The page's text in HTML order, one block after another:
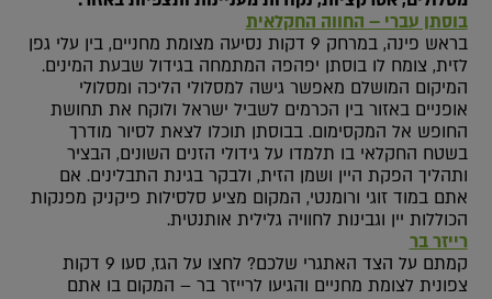
בוסתן עברי – החווה החקלאית
בראש פינה, במרחק 9 דקות נסיעה מצומת מחניים, בין עלי גפן
לזית, צומח לו בוסתן יפהפה המתמחה בגידול שבעת המינים.
המיקום המושלם מאפשר גישה למסלולי הליכה ומסלולי
אופניים באזור בין הכרמים לשביל ישראל ולוקח את תחושת
החופש אל המקסימום. בבוסתן תוכלו לצאת לסיור מודרך
בשטח החקלאי בו תלמדו על גידולי הזנים השונים, הבציר
ותהליך הפקת היין ושמן הזית, ולבקר בגינת התבלינים. אם
אתם במוד זוגי ורומנטי, המקום מציע סלסילות פיקניק מפנקות
הכוללות יין וגבינות לחוויה גלילית אותנטית.
רייזר בר
קמתם על הצד האתגרי שלכם? לחצו על הגז, סעו 9 דקות
צפונית לצומת מחניים והגיעו לרייזר בר – המקום בו אתם